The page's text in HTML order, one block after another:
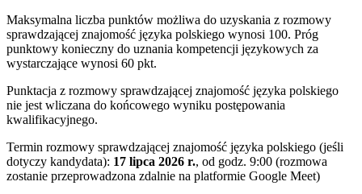
Maksymalna liczba punktów możliwa do uzyskania z rozmowy
sprawdzającej znajomość języka polskiego wynosi 100. Próg
punktowy konieczny do uznania kompetencji językowych za
wystarczające wynosi 60 pkt.
Punktacja z rozmowy sprawdzającej znajomość języka polskiego
nie jest wliczana do końcowego wyniku postępowania
kwalifikacyjnego.
Termin rozmowy sprawdzającej znajomość języka polskiego (jeśli
dotyczy kandydata): 17 lipca 2026 r., od godz. 9:00 (rozmowa
zostanie przeprowadzona zdalnie na platformie Google Meet)